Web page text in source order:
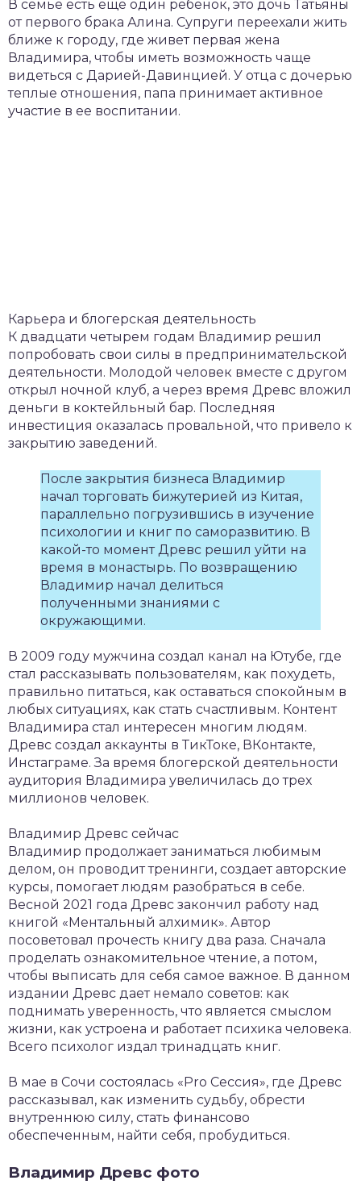
В семье есть еще один ребенок, это дочь Татьяны
от первого брака Алина. Супруги переехали жить
ближе к городу, где живет первая жена
Владимира, чтобы иметь возможность чаще
видеться с Дарией-Давинцией. У отца с дочерью
теплые отношения, папа принимает активное
участие в ее воспитании.
Карьера и блогерская деятельность
К двадцати четырем годам Владимир решил
попробовать свои силы в предпринимательской
деятельности. Молодой человек вместе с другом
открыл ночной клуб, а через время Древс вложил
деньги в коктейльный бар. Последняя
инвестиция оказалась провальной, что привело к
закрытию заведений.
После закрытия бизнеса Владимир
начал торговать бижутерией из Китая,
параллельно погрузившись в изучение
психологии и книг по саморазвитию. В
какой-то момент Древс решил уйти на
время в монастырь. По возвращению
Владимир начал делиться
полученными знаниями с
окружающими.
В 2009 году мужчина создал канал на Ютубе, где
стал рассказывать пользователям, как похудеть,
правильно питаться, как оставаться спокойным в
любых ситуациях, как стать счастливым. Контент
Владимира стал интересен многим людям.
Древс создал аккаунты в ТикТоке, ВКонтакте,
Инстаграме. За время блогерской деятельности
аудитория Владимира увеличилась до трех
миллионов человек.
Владимир Древс сейчас
Владимир продолжает заниматься любимым
делом, он проводит тренинги, создает авторские
курсы, помогает людям разобраться в себе.
Весной 2021 года Древс закончил работу над
книгой «Ментальный алхимик». Автор
посоветовал прочесть книгу два раза. Сначала
проделать ознакомительное чтение, а потом,
чтобы выписать для себя самое важное. В данном
издании Древс дает немало советов: как
поднимать уверенность, что является смыслом
жизни, как устроена и работает психика человека.
Всего психолог издал тринадцать книг.
В мае в Сочи состоялась «Pro Сессия», где Древс
рассказывал, как изменить судьбу, обрести
внутреннюю силу, стать финансово
обеспеченным, найти себя, пробудиться.
Владимир Древс фото